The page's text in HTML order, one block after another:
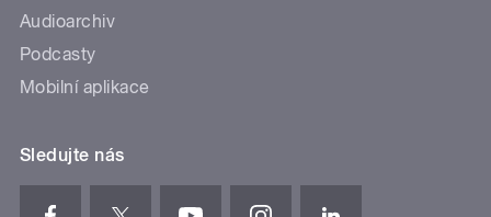
Audioarchiv
Podcasty
Mobilní aplikace
Sledujte nás